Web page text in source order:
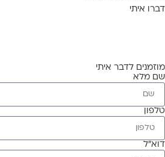
איתי
לדבר איתי
מלא